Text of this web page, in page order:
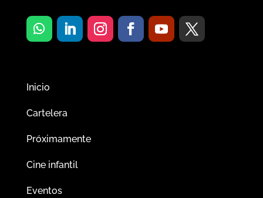
Inicio
Cartelera
Próximamente
Cine infantil
Eventos